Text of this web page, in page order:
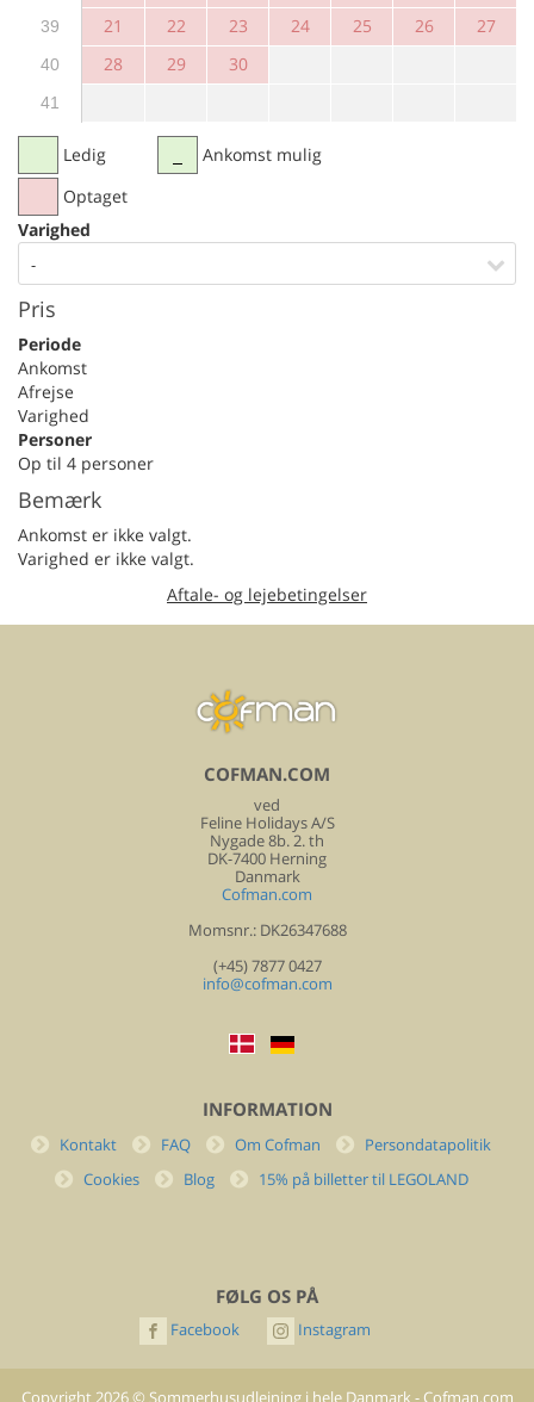
39 21 22 23 24 25 26 27
40 28 29 30
41
Ledig
Optaget
Ankomst mulig
Varighed
-
Pris
Periode
Ankomst
Afrejse
Varighed
Personer
Op til 4 personer
Bemærk
Ankomst er ikke valgt.
Varighed er ikke valgt.
Aftale- og lejebetingelser
COFMAN.COM
ved
Feline Holidays A/S
Nygade 8b. 2. th
DK-7400 Herning
Danmark
Cofman.com
Momsnr.: DK26347688
(+45) 7877 0427
info@cofman.com
INFORMATION
Kontakt FAQ Om Cofman
Persondatapolitik
Cookies
Blog 15% på billetter til LEGOLAND
FØLG OS PÅ
Facebook Instagram